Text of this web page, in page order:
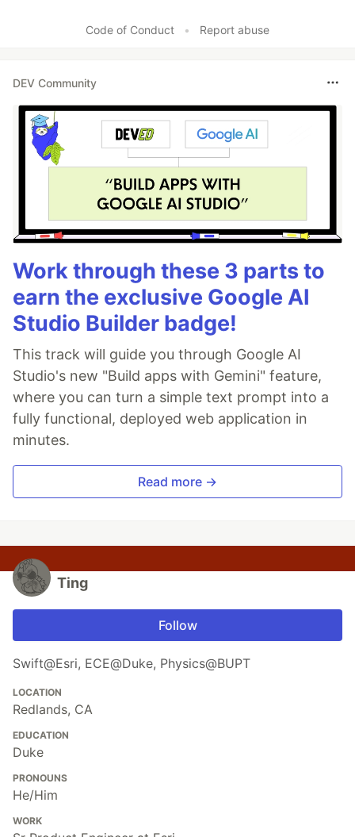
Code of Conduct • Report abuse
DEV Community
Work through these 3 parts to
earn the exclusive Google AI
Studio Builder badge!
This track will guide you through Google AI
Studio's new "Build apps with Gemini" feature,
where you can turn a simple text prompt into a
fully functional, deployed web application in
minutes.
Read more →
Ting
Follow
Swift@Esri, ECE@Duke, Physics@BUPT
LOCATION
Redlands, CA
EDUCATION
Duke
PRONOUNS
He/Him
WORK